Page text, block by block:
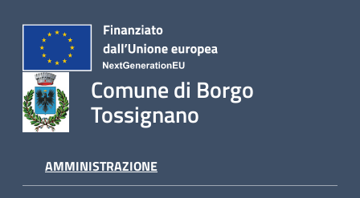
Comune di Borgo
Tossignano
AMMINISTRAZIONE